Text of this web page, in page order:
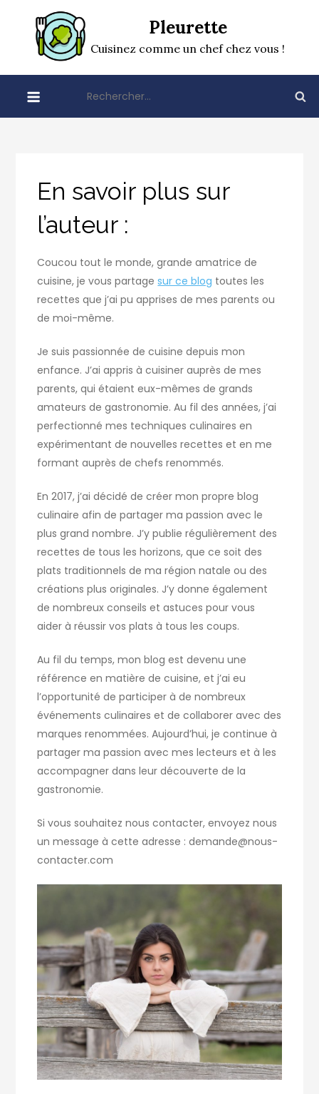
content
Pleurette
Cuisinez comme un chef chez vous !
En savoir plus sur
l’auteur :
Coucou tout le monde, grande amatrice de
cuisine, je vous partagesur ce blog toutes les
recettes que j’ai pu apprises de mes parents ou
de moi-même.
Je suis passionnée de cuisine depuis mon
enfance. J’ai appris à cuisiner auprès de mes
parents, qui étaient eux-mêmes de grands
amateurs de gastronomie. Au fil des années, j’ai
perfectionné mes techniques culinaires en
expérimentant de nouvelles recettes et en me
formant auprès de chefs renommés.
En 2017, j’ai décidé de créer mon propre blog
culinaire afin de partager ma passion avec le
plus grand nombre. J’y publie régulièrement des
recettes de tous les horizons, que ce soit des
plats traditionnels de ma région natale ou des
créations plus originales. J’y donne également
de nombreux conseils et astuces pour vous
aider à réussir vos plats à tous les coups.
Au fil du temps, mon blog est devenu une
référence en matière de cuisine, et j’ai eu
l’opportunité de participer à de nombreux
événements culinaires et de collaborer avec des
marques renommées. Aujourd’hui, je continue à
partager ma passion avec mes lecteurs et à les
accompagner dans leur découverte de la
gastronomie.
Si vous souhaitez nous contacter, envoyez nous
un message à cette adresse : demande@nous-
contacter.com